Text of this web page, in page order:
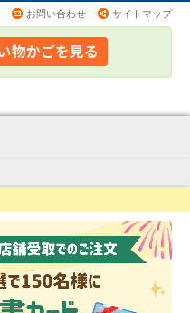
お問い合わせ サイトマップ